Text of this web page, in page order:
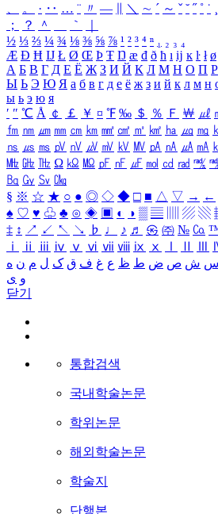
、
。 · ‥ … ¨ 〃 ― ＼ ∼ ´ ～ ˇ ˘ ˝ ˚ ˙ ¸
；
？ ＾ ｀
½ ⅓ ⅔ ¼ ¾ ⅛ ⅜ ⅝ ⅞ ¹ ² ³ ⁴ ⁿ ₁ ₂ ₃ ₄
Æ Ð Ħ Ĳ Ł Ø Œ Þ Ŧ Ŋ æ đ ð ħ ı ĳ ĸ ŀ ł ø
А Б В Г Д Е Ё Ж З И Й К Л М Н О П Р
Ы Ь Э Ю Я а б в г д е ё ж з и й к л м н
ы ь э ю я
′ ″ ℃ Å ￠ ￡ ￥ ¤ ℉ ‰ ＄ ％ Ｆ ￦ ㎕
㎙ ㎚ ㎛ ㎜ ㎝ ㎞ ㎟ ㎠ ㎡ ㎢ ㏊ ㎍ ㎎
㎱ ㎲ ㎳ ㎴ ㎵ ㎶ ㎷ ㎸ ㎹ ㎀ ㎁ ㎂ ㎃
㎒ ㎓ ㎔ Ω ㏀ ㏁ ㎊ ㎋ ㎌ ㏖ ㏅ ㎭ ㎮
㏃ ㏉ ㏜ ㏆
§ ※ ☆ ★ ○ ● ◎ ◇ ◆ □ ■ △ ▽ → ←
♠ ♡ ♥ ♧ ♣ ⊙ ◈ ▣ ◐ ◑ ▒ ▤ ▨ ▧
‡ ↕ ↗ ↙ ↖ ↘ ♭ ♩ ♪ ♬ ㉿ ㈜ № ㏇
ⅰ
ⅱ ⅲ ⅳ ⅴ ⅵ ⅶ ⅷ ⅸ ⅹ
س ش ص ض ط ظ ع غ ف ق ک ل م ن ه
و ی
닫기
통합검색
국내학술논문
학위논문
해외학술논문
학술지
단행본